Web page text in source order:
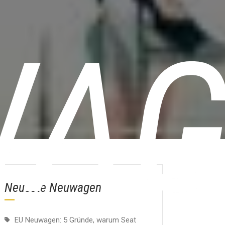
Neueste Neuwagen
EU Neuwagen: 5 Gründe, warum Seat